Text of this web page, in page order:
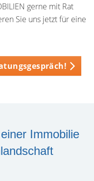
gerne mit Rat
Sie uns jetzt für eine
Immobilie